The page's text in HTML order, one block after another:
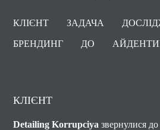
КЛІЄНТ ЗАДАЧА
БРЕНДИНГ ДО
КЛІЄНТ
Detailing Korrupciya звернулися